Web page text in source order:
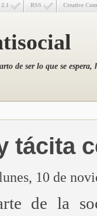
Creative
RSS
de ser lo que se
tácita
10 de
de la